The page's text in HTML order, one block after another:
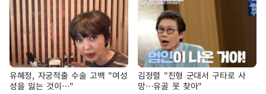
유혜정, 자궁적출 수술 고백 "여성
성을 잃는 것이…"
김정렬 "친형 군대서 구타로 사
망…유골 못 찾아"